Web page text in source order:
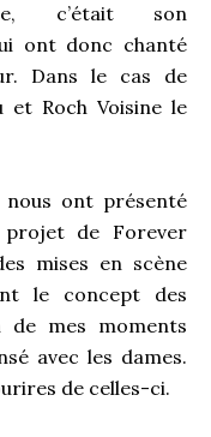
c’était son
ont donc chanté
Dans le cas de
et Roch Voisine le
ont présenté
de Forever
mises en scène
le concept des
de mes moments
avec les dames.
de celles-ci.